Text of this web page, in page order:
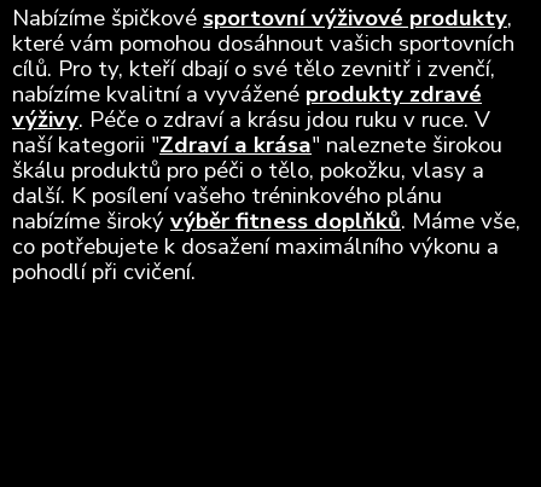
Nabízíme špičkové sportovní výživové produkty,
které vám pomohou dosáhnout vašich sportovních
cílů. Pro ty, kteří dbají o své tělo zevnitř i zvenčí,
nabízíme kvalitní a vyvážené produkty zdravé
výživy. Péče o zdraví a krásu jdou ruku v ruce. V
naší kategorii "Zdraví a krása" naleznete širokou
škálu produktů pro péči o tělo, pokožku, vlasy a
další. K posílení vašeho tréninkového plánu
nabízíme širokývýběr fitness doplňků. Máme vše,
co potřebujete k dosažení maximálního výkonu a
pohodlí při cvičení.